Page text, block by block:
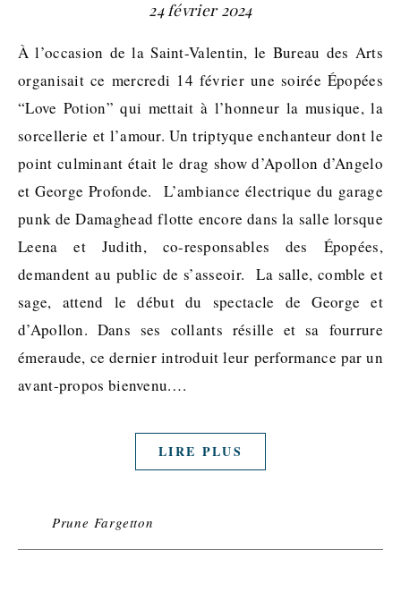
24 février 2024
À l’occasion de la Saint-Valentin, le Bureau des Arts
organisait ce mercredi 14 février une soirée Épopées
“Love Potion” qui mettait à l’honneur la musique, la
sorcellerie et l’amour. Un triptyque enchanteur dont le
point culminant était le drag show d’Apollon d’Angelo
et George Profonde. L’ambiance électrique du garage
punk de Damaghead flotte encore dans la salle lorsque
Leena et Judith, co-responsables des Épopées,
demandent au public de s’asseoir. La salle, comble et
sage, attend le début du spectacle de George et
d’Apollon. Dans ses collants résille et sa fourrure
émeraude, ce dernier introduit leur performance par un
avant-propos bienvenu.…
LIRE PLUS
Prune Fargetton